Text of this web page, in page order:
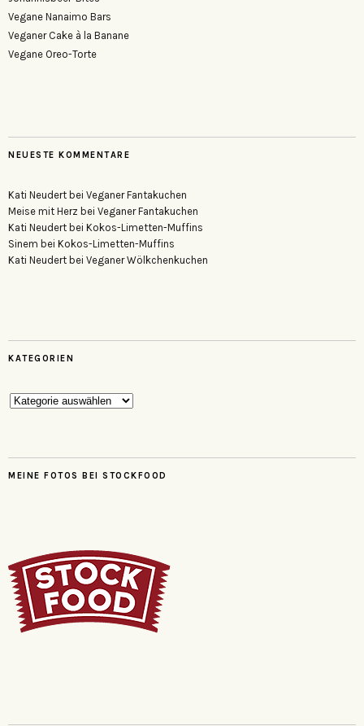
Vegane Nanaimo Bars
Veganer Cake à la Banane
Vegane Oreo-Torte
NEUESTE KOMMENTARE
Kati Neudert bei Veganer Fantakuchen
Meise mit Herz bei Veganer Fantakuchen
Kati Neudert bei Kokos-Limetten-Muffins
Sinem bei Kokos-Limetten-Muffins
Kati Neudert bei Veganer Wölkchenkuchen
KATEGORIEN
Kategorien
MEINE FOTOS BEI STOCKFOOD